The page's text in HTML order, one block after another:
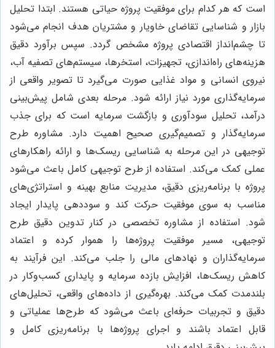
است که هر کدام برای موفقیت پروژه حیاتی هستند. ابتدا تحلیل
بازار و شناسایی تقاضای خاویار و مشتریان هدف انجام می‌شود
تا چشم‌انداز اقتصادی پروژه مشخص گردد. سپس برآورد دقیق
هزینه‌های راه‌اندازی، تجهیزات، استخرها، سیستم‌های تصفیه آب،
نیروی انسانی و مواد غذایی صورت می‌گیرد تا تصویر واقعی از
سرمایه‌گذاری مورد نیاز ارائه شود. مرحله بعدی شامل پیش‌بینی
درآمد، تحلیل سودآوری و بازگشت سرمایه است که برای جذب
سرمایه‌گذار و تصمیم‌گیری صحیح اهمیت دارد. مشاوره طرح
توجیهی در این مرحله به شناسایی ریسک‌ها و ارائه راهکارهای
عملی کمک می‌کند. استفاده از طرح توجیهی کامل باعث می‌شود
پروژه با برنامه‌ریزی دقیق، مدیریت منابع بهینه و استراتژی‌های
مناسب به سوی موفقیت حرکت کند و سوددهی پایدار ایجاد
شود. استفاده از مشاوره تخصصی در کنار تدوین دقیق طرح
توجیهی، مسیر موفقیت پروژه‌ها را هموار کرده و اعتماد
سرمایه‌گذاران و نهادهای مالی را جلب می‌کند. این فرآیند به
کاهش ریسک‌ها، افزایش بازده سرمایه و پایداری کسب‌وکار در
بلندمدت کمک می‌کند. بهره‌گیری از داده‌های واقعی، تحلیل‌های
دقیق و تجربیات حرفه‌ای باعث می‌شود که طرح‌ها عملیاتی و
قابل اعتماد باشند و اجرای پروژه‌ها با برنامه‌ریزی کامل و